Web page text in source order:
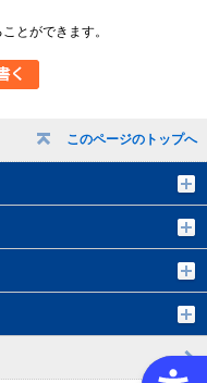
このページのトップへ
とができます。